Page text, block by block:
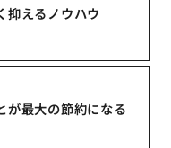
抑えるノウハウ
が最大の節約になる